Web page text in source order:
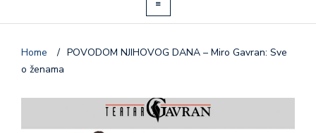
Home / POVODOM NJIHOVOG DANA – Miro Gavran: Sve
o ženama